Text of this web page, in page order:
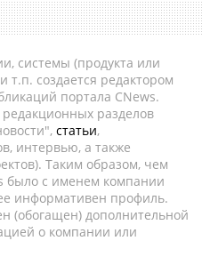
системы (продукта или
т.п. создается редактором
портала CNews.
разделов
статьи,
интервью, а также
Таким образом, чем
было с именем компании
информативен профиль.
(обогащен) дополнительной
о компании или